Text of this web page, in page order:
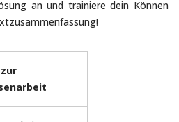
an und trainiere dein Können